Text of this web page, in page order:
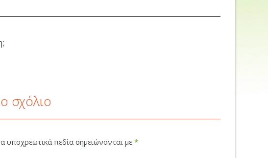
σχόλιο
υποχρεωτικά πεδία σημειώνονται με *